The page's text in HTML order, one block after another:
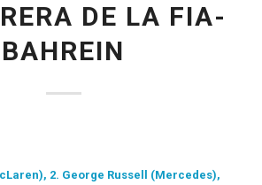
DE LA FIA-
BAHREIN
2. George Russell (Mercedes),